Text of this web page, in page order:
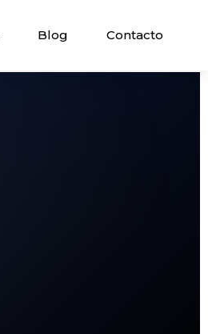
Blog Contacto